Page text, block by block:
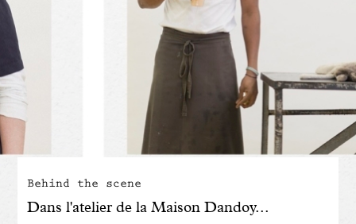
Boutiques
Mon compte
E-Shop
Behind the scene
Dans l'atelier de la Maison Dandoy...